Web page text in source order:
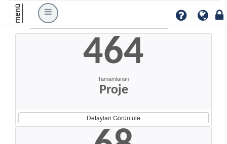
menü
464
Tamamlanan
Proje
Detayları Görüntüle